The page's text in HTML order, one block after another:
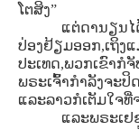
ໂຕສິງ”
ແຕ່ດານຽນໄ
ປ່ອງຢ້ຽມອອກ,ເຖິງ
ປະເທດ,ພວກເຂົາກໍ
ພຣະເຈົ້າກໍາລັງຈະປິ
ແລະລາວກໍເຕັມໃຈທີ່
ແລະພຣະເຢ